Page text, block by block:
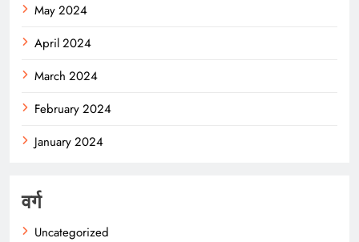
May 2024
April 2024
March 2024
February 2024
January 2024
वर्ग
Uncategorized